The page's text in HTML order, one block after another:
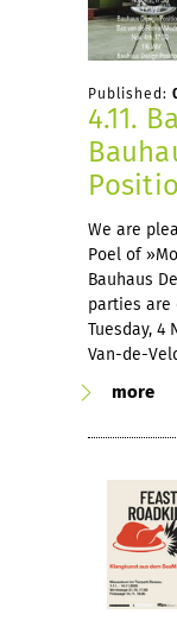
Published:
4.11.
We are
Poel of
Bauhaus
parties
Tuesday, 4
Van-de-
more